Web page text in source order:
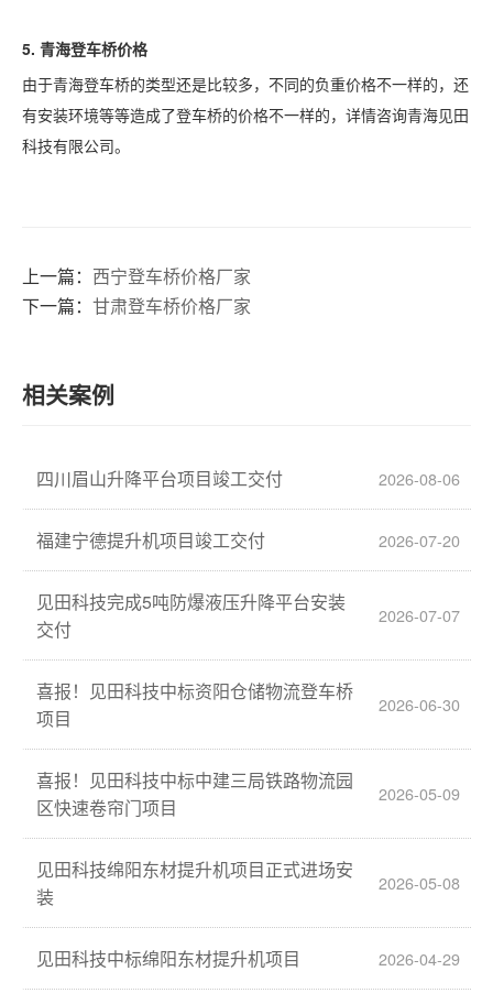
5. 青海登车桥价格
由于青海登车桥的类型还是比较多，不同的负重价格不一样的，还
有安装环境等等造成了登车桥的价格不一样的，详情咨询青海见田
科技有限公司。
上一篇： 西宁登车桥价格厂家
下一篇： 甘肃登车桥价格厂家
相关案例
四川眉山升降平台项目竣工交付 2026-08-06
福建宁德提升机项目竣工交付 2026-07-20
见田科技完成5吨防爆液压升降平台安装
交付
2026-07-07
喜报！见田科技中标资阳仓储物流登车桥
项目
2026-06-30
喜报！见田科技中标中建三局铁路物流园
区快速卷帘门项目
2026-05-09
见田科技绵阳东材提升机项目正式进场安
装
2026-05-08
见田科技中标绵阳东材提升机项目 2026-04-29